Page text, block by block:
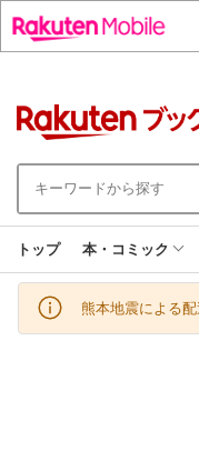
トップ 本・コミック
熊本地震による